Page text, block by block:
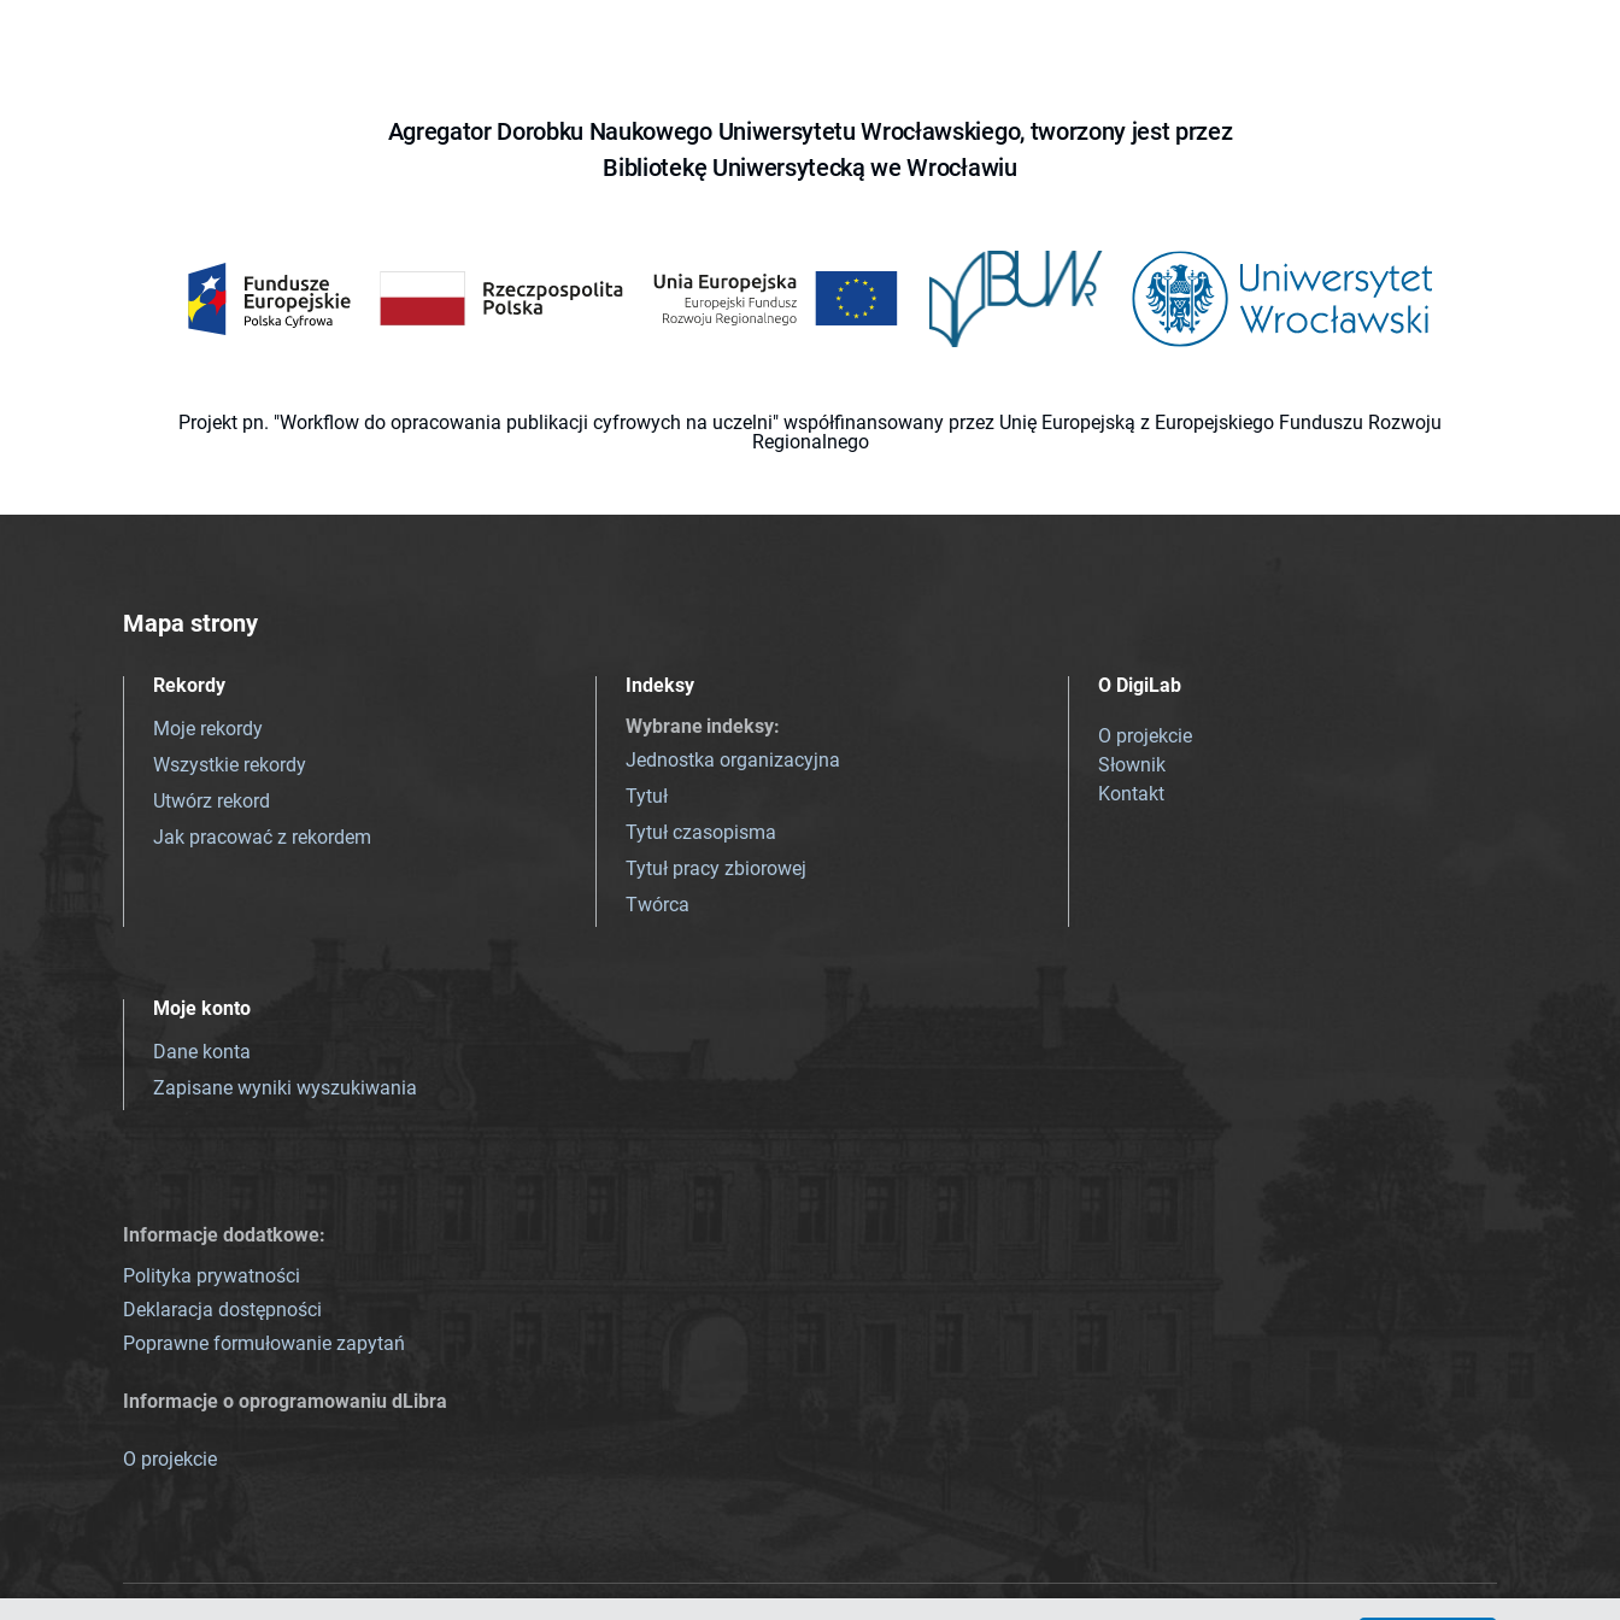
Agregator Dorobku Naukowego Uniwersytetu Wrocławskiego, tworzony jest przez
Bibliotekę Uniwersytecką we Wrocławiu
Projekt pn. "Workflow do opracowania publikacji cyfrowych na uczelni" współfinansowany przez Unię Europejską z Europejskiego Funduszu Rozwoju
Regionalnego
Mapa strony
Rekordy
Moje rekordy
Wszystkie rekordy
Utwórz rekord
Jak pracować z rekordem
Indeksy
Wybrane indeksy:
Jednostka organizacyjna
Tytuł
Tytuł czasopisma
Tytuł pracy zbiorowej
Twórca
O DigiLab
O projekcie
Słownik
Kontakt
Moje konto
Dane konta
Zapisane wyniki wyszukiwania
Informacje dodatkowe:
Polityka prywatności
Deklaracja dostępności
Poprawne formułowanie zapytań
Informacje o oprogramowaniu dLibra
O projekcie